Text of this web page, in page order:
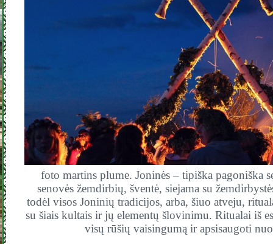
foto martins plume. Joninės – tipiška pagoniška
senovės žemdirbių, šventė, siejama su
todėl visos Joninių tradicijos, arba, šiuo atveju,
su šiais kultais ir jų elementų šlovinimu. Ritualai iš
visų rūšių vaisingumą ir apsisaugoti